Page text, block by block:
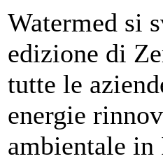
Watermed si
edizione di
tutte le
energie
ambientale